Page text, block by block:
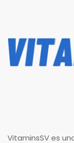
VitaminsSV es